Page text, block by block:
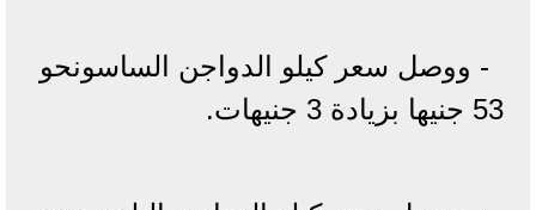
- ووصل سعر كيلو الدواجن الساسونحو
53 جنيها بزيادة 3 جنيهات.